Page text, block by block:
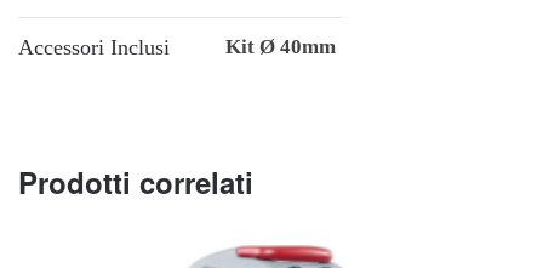
Accessori Inclusi Kit Ø 40mm
Prodotti correlati